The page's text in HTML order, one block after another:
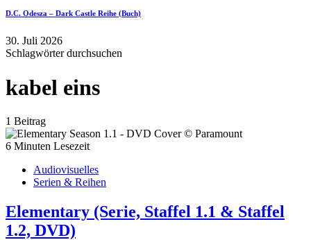
D.C. Odesza – Dark Castle Reihe (Buch)
30. Juli 2026
Schlagwörter durchsuchen
kabel eins
1 Beitrag
6 Minuten Lesezeit
Audiovisuelles
Serien & Reihen
Elementary (Serie, Staffel 1.1 & Staffel
1.2, DVD)